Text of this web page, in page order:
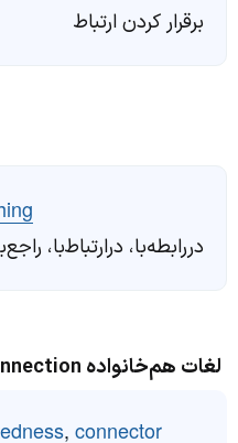
برقرار کردن ارتباط
دررابطه‌با، درارتباط‌با،
لغات هم‌خانواده connection
, connector